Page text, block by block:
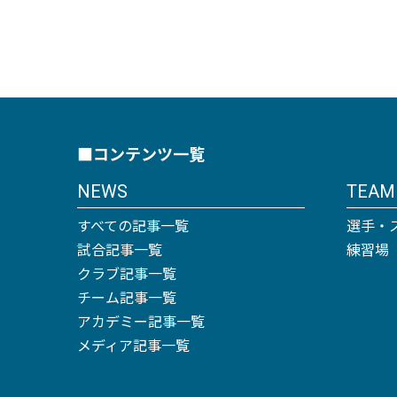
■コンテンツ一覧
NEWS
すべての記事一覧
試合記事一覧
クラブ記事一覧
チーム記事一覧
アカデミー記事一覧
メディア記事一覧
TEAM
選手・
練習場